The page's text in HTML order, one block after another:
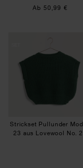
Ab 50,99 €
Strickset
Strickset Pullunder
23 aus Lovewool No.